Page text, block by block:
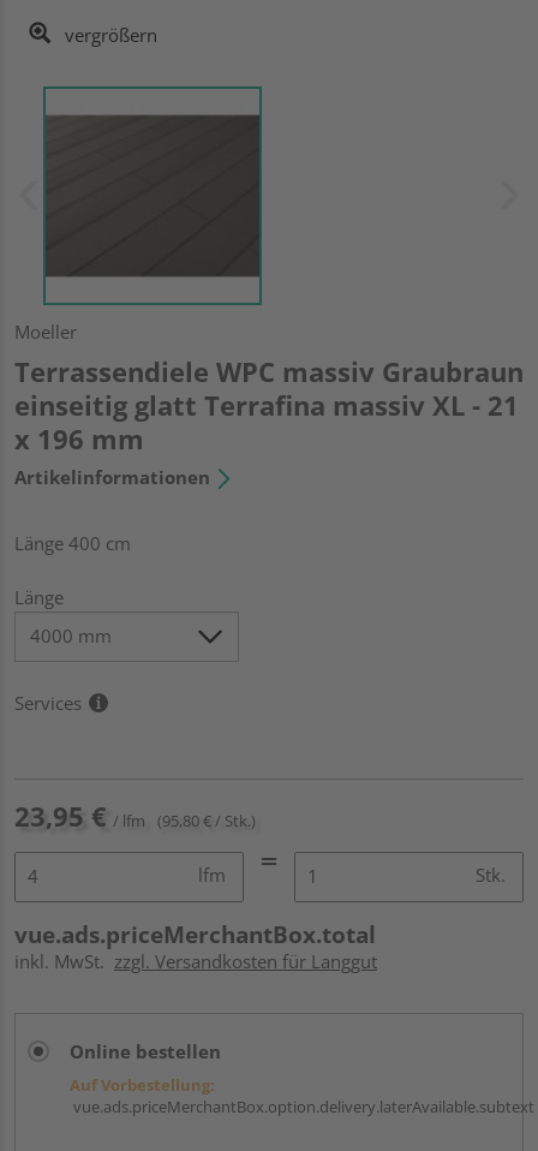
vergrößern
Moeller
Terrassendiele WPC massiv Graubraun
einseitig glatt Terrafina massiv XL - 21
x 196 mm
Artikelinformationen
Länge 400 cm
Länge
Services
23,95 € / lfm (95,80 € / Stk.)
lfm Stk.
vue.ads.priceMerchantBox.total
inkl. MwSt. zzgl. Versandkosten für Langgut
Online bestellen
Auf Vorbestellung:
vue.ads.priceMerchantBox.option.delivery.laterAvailable.subtext